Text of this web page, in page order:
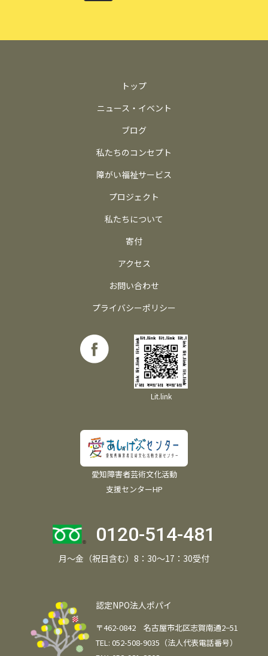
トップ
ニュース・イベント
ブログ
私たちのコンセプト
障がい福祉サービス
プロジェクト
私たちについて
寄付
アクセス
お問い合わせ
プライバシーポリシー
Lit.link
愛知障害者芸術文化活動
支援センターHP
0120-514-481
月～金（祝日含む）8：30～17：30受付
認定NPO法人ポパイ
〒462-0842 名古屋市北区志賀南通2−51
TEL: 052-508-9035（法人代表電話番号）